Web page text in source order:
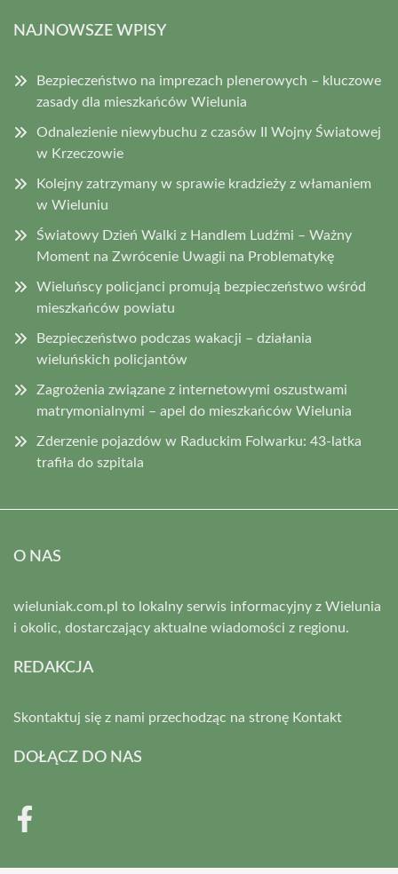
NAJNOWSZE WPISY
Bezpieczeństwo na imprezach plenerowych – kluczowe
zasady dla mieszkańców Wielunia
Odnalezienie niewybuchu z czasów II Wojny Światowej
w Krzeczowie
Kolejny zatrzymany w sprawie kradzieży z włamaniem
w Wieluniu
Światowy Dzień Walki z Handlem Ludźmi – Ważny
Moment na Zwrócenie Uwagii na Problematykę
Wieluńscy policjanci promują bezpieczeństwo wśród
mieszkańców powiatu
Bezpieczeństwo podczas wakacji – działania
wieluńskich policjantów
Zagrożenia związane z internetowymi oszustwami
matrymonialnymi – apel do mieszkańców Wielunia
Zderzenie pojazdów w Raduckim Folwarku: 43-latka
trafiła do szpitala
O NAS
wieluniak.com.pl to lokalny serwis informacyjny z Wielunia
i okolic, dostarczający aktualne wiadomości z regionu.
REDAKCJA
Skontaktuj się z nami przechodząc na stronę Kontakt
DOŁĄCZ DO NAS